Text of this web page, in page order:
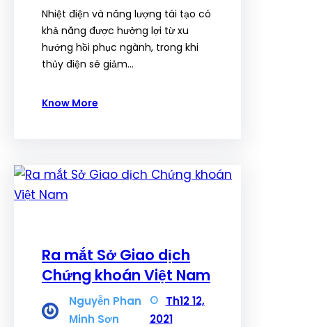
Nhiệt điện và năng lượng tái tạo có
khả năng được hưởng lợi từ xu
hướng hồi phục ngành, trong khi
thủy điện sẽ giảm…
Know More
Ra mắt Sở Giao dịch
Chứng khoán Việt Nam
Nguyễn Phan
Minh Sơn
Th12 12,
2021